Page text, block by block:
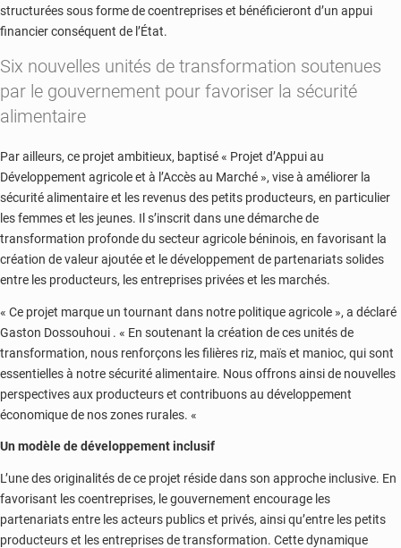
structurées sous forme de coentreprises et bénéficieront d’un appui
financier conséquent de l’État.
Six nouvelles unités de transformation soutenues
par le gouvernement pour favoriser la sécurité
alimentaire
Par ailleurs, ce projet ambitieux, baptisé « Projet d’Appui au
Développement agricole et à l’Accès au Marché », vise à améliorer la
sécurité alimentaire et les revenus des petits producteurs, en particulier
les femmes et les jeunes. Il s’inscrit dans une démarche de
transformation profonde du secteur agricole béninois, en favorisant la
création de valeur ajoutée et le développement de partenariats solides
entre les producteurs, les entreprises privées et les marchés.
« Ce projet marque un tournant dans notre politique agricole », a déclaré
Gaston Dossouhoui . « En soutenant la création de ces unités de
transformation, nous renforçons les filières riz, maïs et manioc, qui sont
essentielles à notre sécurité alimentaire. Nous offrons ainsi de nouvelles
perspectives aux producteurs et contribuons au développement
économique de nos zones rurales. «
Un modèle de développement inclusif
L’une des originalités de ce projet réside dans son approche inclusive. En
favorisant les coentreprises, le gouvernement encourage les
partenariats entre les acteurs publics et privés, ainsi qu’entre les petits
producteurs et les entreprises de transformation. Cette dynamique